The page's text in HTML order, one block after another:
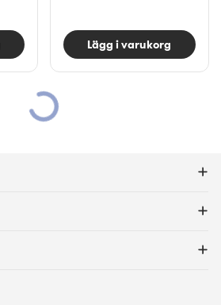
Lägg i varukorg